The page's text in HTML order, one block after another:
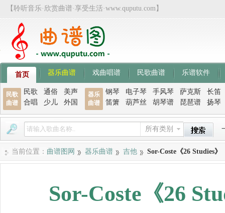
【聆听音乐·欣赏曲谱·享受生活·www.quputu.com】
首页 器乐曲谱 戏曲唱谱 民歌曲谱 乐谱软件
民歌
曲谱
民歌 通俗
美声
合唱
少儿 外国
器乐
曲谱
钢琴 电子琴 手风琴 萨克斯
长笛
笛箫
葫芦丝 胡琴谱 琵琶谱 扬琴
所有类别
当前位置： 曲谱图网 器乐曲谱 吉他 Sor-Coste《26 Studies》
Sor-Coste《26